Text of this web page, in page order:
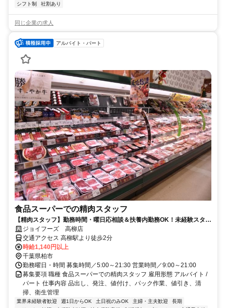
シフト制
社割あり
同じ企業の求人
アルバイト・パート
食品スーパーでの精肉スタッフ
【精肉スタッフ】勤務時間・曜日応相談＆扶養内勤務OK！未経験スター
ト大歓迎♪
ジョイフーズ 高柳店
交通アクセス 高柳駅より徒歩2分
時給1,140円以上
千葉県柏市
勤務曜日・時間 募集時間／5:00～21:30 営業時間／9:00～21:00
募集要項 職種 食品スーパーでの精肉スタッフ 雇用形態 アルバイト /
パート 仕事内容 品出し、発注、値付け、パック作業、値引き、清
掃、衛生管理
業界未経験者歓迎 週1日からOK 土日祝のみOK 主婦・主夫歓迎
長期